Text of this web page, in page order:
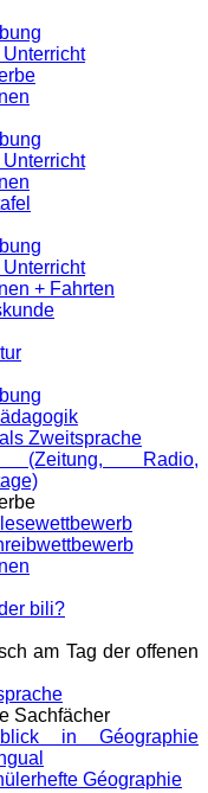
+ Fahrten
Zweitsprache
(Zeitung, Radio,
bili?
am Tag der offenen
Sachfächer
in Géographie
Géographie